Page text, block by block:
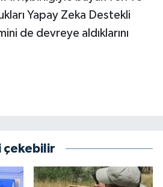
Yapay Zeka Destekli
de devreye aldıklarını
çekebilir